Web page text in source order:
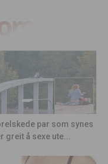
par som synes
greit å sexe ute...